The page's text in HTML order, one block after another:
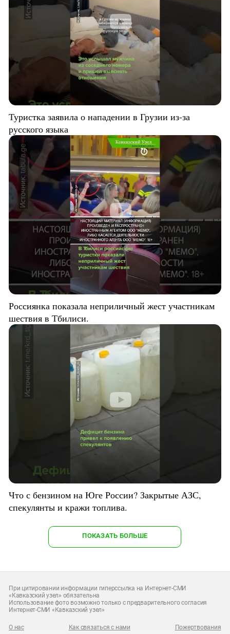
Туристка заявила о нападении в Грузии из-за
русского языка
Россиянка показала неприличный жест участникам
шествия в Тбилиси.
Что с бензином на Юге России? Закрытые АЗС,
спекулянты и кражи топлива.
ПОКАЗАТЬ БОЛЬШЕ
При цитировании информации гиперссылка на Интернет-СМИ
«Кавказский узел» обязательна
Использование фото возможно только с предварительного согласия
Интернет-СМИ «Кавказский узел»
О нас Как связаться с нами Пожертвования